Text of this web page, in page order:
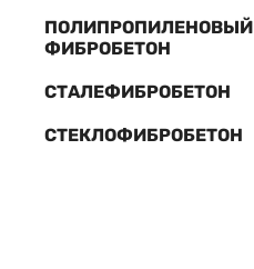
ПОЛИПРОПИЛЕНОВЫЙ
ФИБРОБЕТОН
СТАЛЕФИБРОБЕТОН
СТЕКЛОФИБРОБЕТОН